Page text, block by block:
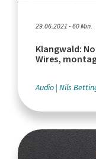
29.06.2021 - 60 Min.
Klangwald:
Wires,
Audio Nils